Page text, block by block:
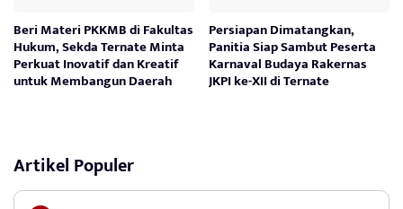
Beri Materi PKKMB di Fakultas
Hukum, Sekda Ternate Minta
Perkuat Inovatif dan Kreatif
untuk Membangun Daerah
Persiapan Dimatangkan,
Panitia Siap Sambut Peserta
Karnaval Budaya Rakernas
JKPI ke-XII di Ternate
Artikel Populer